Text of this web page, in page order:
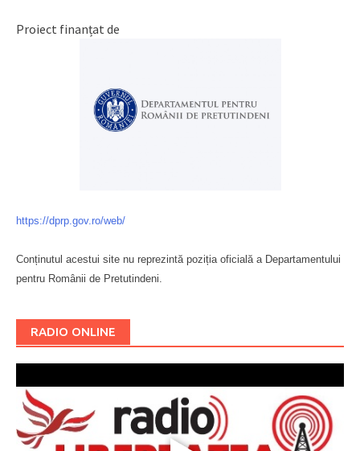
Proiect finanțat de
https://dprp.gov.ro/web/
Conținutul acestui site nu reprezintă poziția oficială a Departamentului
pentru Românii de Pretutindeni.
RADIO ONLINE